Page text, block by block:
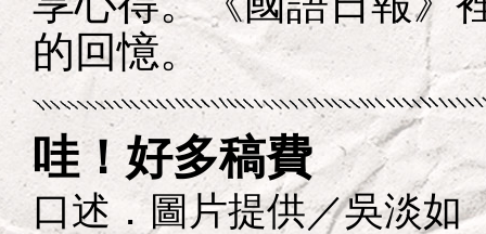
的回憶。
哇！好多稿費
口述．圖片提供／吳淡